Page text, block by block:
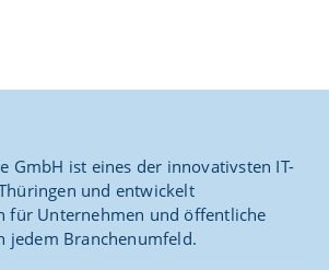
GmbH ist eines der innovativsten IT-
und entwickelt
für Unternehmen und öffentliche
jedem Branchenumfeld.